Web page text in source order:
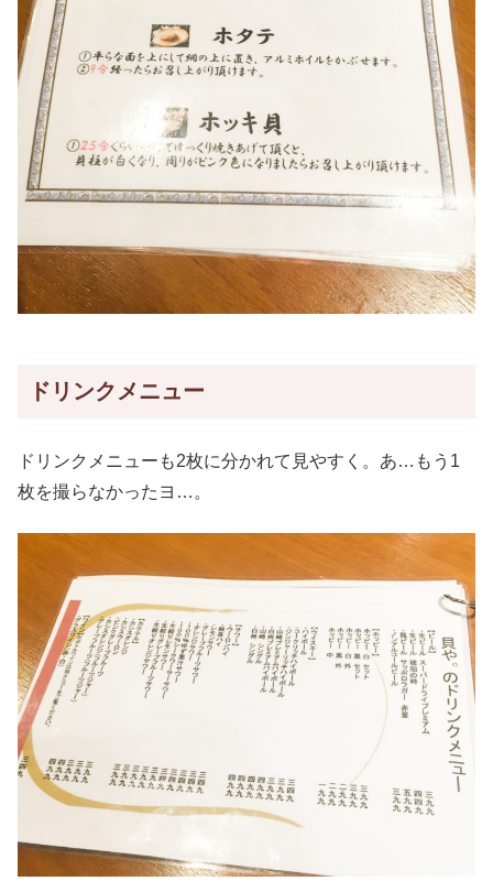
ドリンクメニュー
ドリンクメニューも2枚に分かれて見やすく。あ…もう1
枚を撮らなかったヨ…。